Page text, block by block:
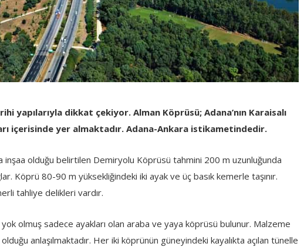
yapılarıyla dikkat çekiyor. Alman Köprüsü; Adana’nın Karaisalı
içerisinde yer almaktadır. Adana-Ankara istikametindedir.
inşaa olduğu belirtilen Demiryolu Köprüsü tahmini 200 m uzunluğunda
Köprü 80-90 m yüksekliğindeki iki ayak ve üç basık kemerle taşınır.
tahliye delikleri vardır.
olmuş sadece ayakları olan araba ve yaya köprüsü bulunur. Malzeme
anlaşılmaktadır. Her iki köprünün güneyindeki kayalıkta açılan tünelle